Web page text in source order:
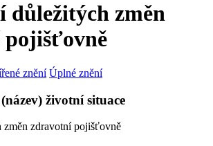
důležitých změn
znění Úplné znění
životní situace
změn zdravotní pojišťovně